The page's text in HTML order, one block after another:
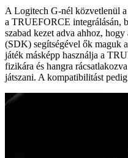
A Logitech G-nél közvetlenül
a TRUEFORCE integrálásán,
szabad kezet adva ahhoz,
(SDK) segítségével ők maguk
játék másképp használja a
fizikára és hangra
játszani. A kompatibilitást